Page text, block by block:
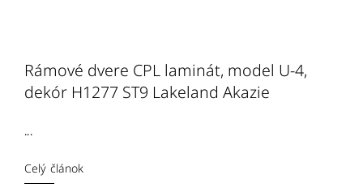
Rámové dvere CPL laminát, model U-4,
dekór H1277 ST9 Lakeland Akazie
...
Celý článok